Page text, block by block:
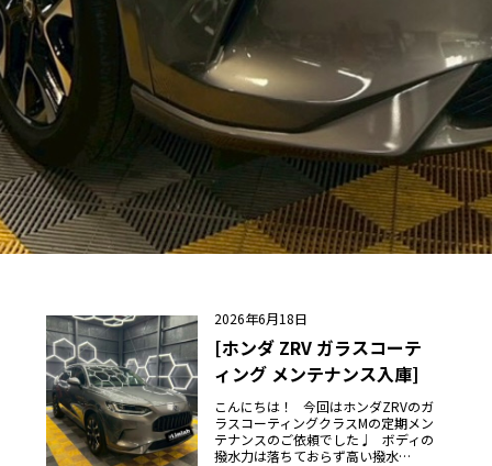
2026年6月18日
[ホンダ ZRV ガラスコーテ
ィング メンテナンス入庫]
こんにちは！ 今回はホンダZRVのガ
ラスコーティングクラスMの定期メン
テナンスのご依頼でした♩ ボディの
撥水力は落ちておらず高い撥水…